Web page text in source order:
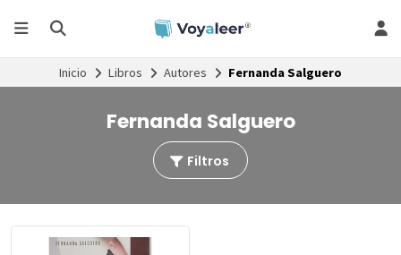
Inicio Libros Autores Fernanda Salguero
Fernanda Salguero
Filtros